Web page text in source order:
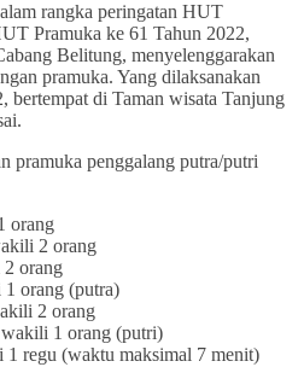
rangka peringatan HUT
Pramuka ke 61 Tahun 2022,
Belitung, menyelenggarakan
pramuka. Yang dilaksanakan
bertempat di Taman wisata Tanjung
pramuka penggalang putra/putri
orang
2 orang
orang
orang (putra)
2 orang
1 orang (putri)
regu (waktu maksimal 7 menit)